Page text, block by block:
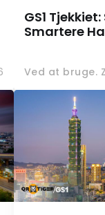
GS1
Smartere
Ved at bruge.